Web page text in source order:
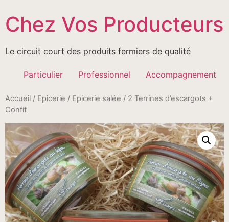
au
contenu
Chez Vos Producteurs
Le circuit court des produits fermiers de qualité
Particulier Professionnel Accompagnement
Accueil / Epicerie / Epicerie salée / 2 Terrines d’escargots +
Confit